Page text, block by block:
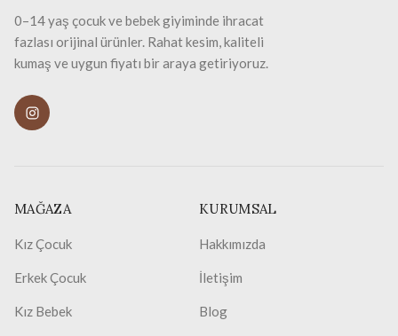
0–14 yaş çocuk ve bebek giyiminde ihracat
fazlası orijinal ürünler. Rahat kesim, kaliteli
kumaş ve uygun fiyatı bir araya getiriyoruz.
MAĞAZA
Kız Çocuk
Erkek Çocuk
Kız Bebek
KURUMSAL
Hakkımızda
İletişim
Blog